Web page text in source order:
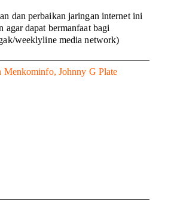
dan perbaikan jaringan internet ini
agar dapat bermanfaat bagi
weeklyline media network)
Menkominfo, Johnny G Plate